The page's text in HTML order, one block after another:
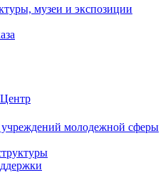
музеи и экспозиции
молодежной сферы